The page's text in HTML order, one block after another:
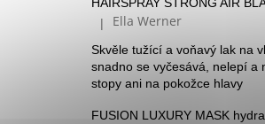
Hodnocení produktu je 5 z 5
| Ella Werner
Skvěle tužící a voňavý lak na
snadno se vyčesává, nelepí a
stopy ani na pokožce hlavy